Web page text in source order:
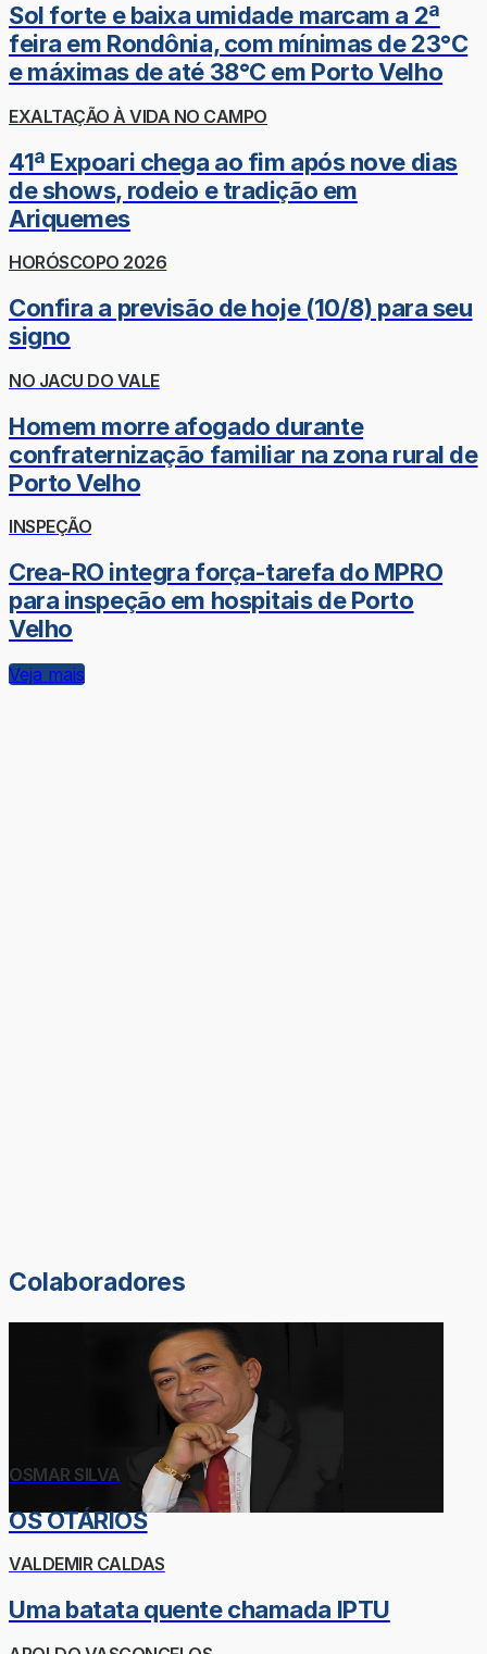
Sol forte e baixa umidade marcam a 2ª
feira em Rondônia, com mínimas de 23°C
e máximas de até 38°C em Porto Velho
EXALTAÇÃO À VIDA NO CAMPO
41ª Expoari chega ao fim após nove dias
de shows, rodeio e tradição em
Ariquemes
HORÓSCOPO 2026
Confira a previsão de hoje (10/8) para seu
signo
NO JACU DO VALE
Homem morre afogado durante
confraternização familiar na zona rural de
Porto Velho
INSPEÇÃO
Crea-RO integra força-tarefa do MPRO
para inspeção em hospitais de Porto
Velho
Veja mais
Colaboradores
OSMAR SILVA
OS OTÁRIOS
VALDEMIR CALDAS
Uma batata quente chamada IPTU